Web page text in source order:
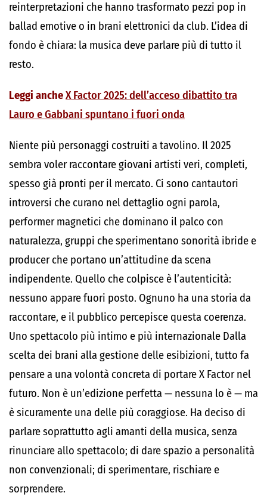
reinterpretazioni che hanno trasformato pezzi pop in
ballad emotive o in brani elettronici da club. L’idea di
fondo è chiara: la musica deve parlare più di tutto il
resto.
Leggi ancheX Factor 2025: dell’acceso dibattito tra
Lauro e Gabbani spuntano i fuori onda
Niente più personaggi costruiti a tavolino. Il 2025
sembra voler raccontare giovani artisti veri, completi,
spesso già pronti per il mercato. Ci sono cantautori
introversi che curano nel dettaglio ogni parola,
performer magnetici che dominano il palco con
naturalezza, gruppi che sperimentano sonorità ibride e
producer che portano un’attitudine da scena
indipendente. Quello che colpisce è l’autenticità:
nessuno appare fuori posto. Ognuno ha una storia da
raccontare, e il pubblico percepisce questa coerenza.
Uno spettacolo più intimo e più internazionale Dalla
scelta dei brani alla gestione delle esibizioni, tutto fa
pensare a una volontà concreta di portare X Factor nel
futuro. Non è un’edizione perfetta — nessuna lo è — ma
è sicuramente una delle più coraggiose. Ha deciso di
parlare soprattutto agli amanti della musica, senza
rinunciare allo spettacolo; di dare spazio a personalità
non convenzionali; di sperimentare, rischiare e
sorprendere.